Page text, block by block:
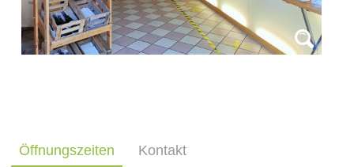
Öffnungszeiten Kontakt